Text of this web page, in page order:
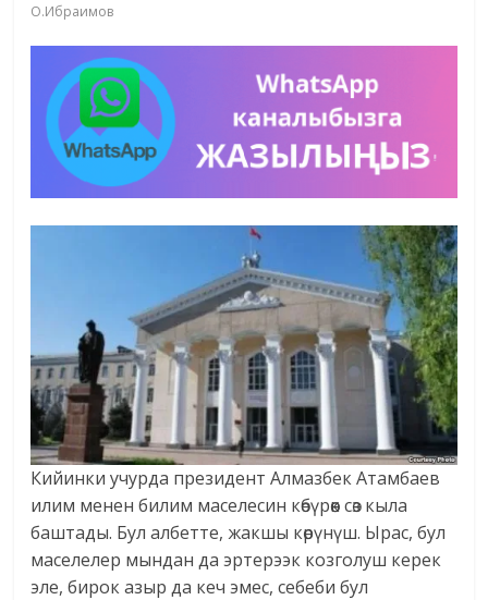
О.Ибраимов
Кийинки учурда президент Алмазбек Атамбаев
илим менен билим маселесин көбүрөөк сөз кыла
баштады. Бул албетте, жакшы көрүнүш. Ырас, бул
маселелер мындан да эртерээк козголуш керек
эле, бирок азыр да кеч эмес, себеби бул